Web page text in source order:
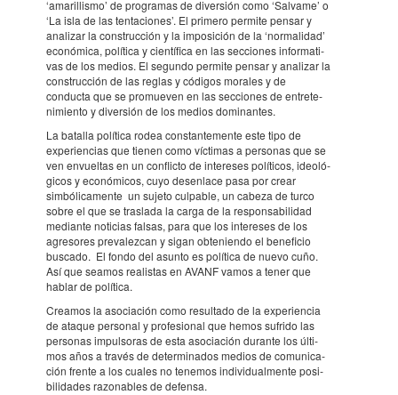
‘ama­ri­llis­mo’ de progra­mas de diver­sión como ‘Sal­va­me’ o
‘La isla de las tenta­ci­o­nes’. El primero permite pensar y
anali­zar la cons­truc­ción y la impo­si­ción de la ‘nor­ma­li­dad’
econó­mica, polí­tica y cien­tí­fica en las secci­o­nes infor­ma­ti­
vas de los medios. El segundo permite pensar y anali­zar la
cons­truc­ción de las reglas y códi­gos mora­les y de
conducta que se promu­e­ven en las secci­o­nes de entre­te­
ni­mi­ento y diver­sión de los medios domi­nan­tes.
La bata­lla polí­tica rodea cons­tan­te­mente este tipo de
expe­ri­en­cias que tienen como vícti­mas a perso­nas que se
ven envu­el­tas en un conflicto de inter­e­ses polí­ti­cos, ideo­ló­
gi­cos y econó­mi­cos, cuyo desen­lace pasa por crear
simbó­li­ca­mente un sujeto culpa­ble, un cabeza de turco
sobre el que se tras­lada la carga de la respon­sa­bi­li­dad
medi­ante noti­cias falsas, para que los inter­e­ses de los
agre­so­res preva­lez­can y sigan obte­ni­endo el bene­fi­cio
buscado. El fondo del asunto es polí­tica de nuevo cuño.
Así que seamos realis­tas en AVANF vamos a tener que
hablar de polí­tica.
Crea­mos la asoci­a­ción como resul­tado de la expe­ri­en­cia
de ataque perso­nal y profe­si­o­nal que hemos sufrido las
perso­nas impul­so­ras de esta asoci­a­ción durante los últi­
mos años a través de deter­mi­na­dos medios de comu­ni­ca­
ción frente a los cuales no tene­mos indi­vi­du­al­mente posi­
bi­li­da­des razo­na­bles de defensa.